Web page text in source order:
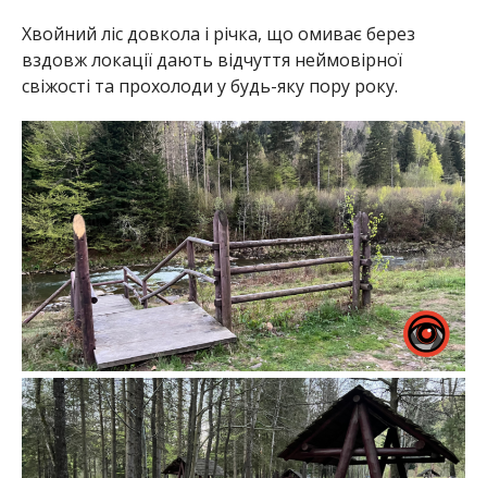
Хвойний ліс довкола і річка, що омиває берез
вздовж локації дають відчуття неймовірної
свіжості та прохолоди у будь-яку пору року.